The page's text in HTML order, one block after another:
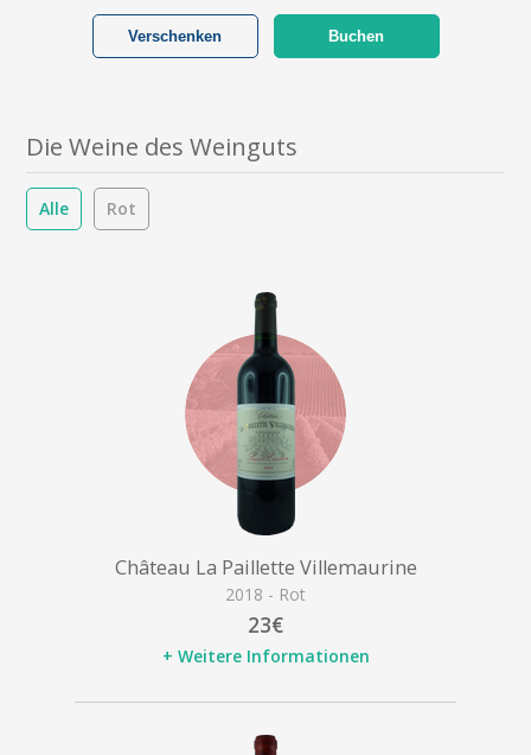
Buchen
Verschenken
Die Weine des Weinguts
Alle Rot
Château La Paillette Villemaurine
2018 - Rot
23€
+ Weitere Informationen